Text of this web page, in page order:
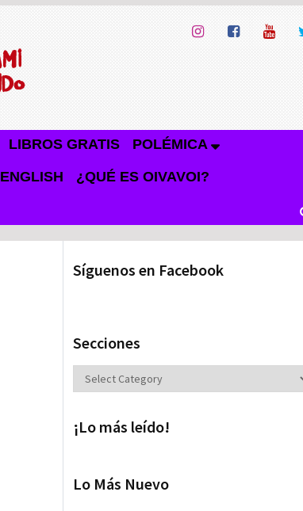
LIBROS GRATIS POLÉMICA
ENGLISH ¿QUÉ ES OIVAVOI?
Síguenos en Facebook
Secciones
Secciones
¡Lo más leído!
Lo Más Nuevo